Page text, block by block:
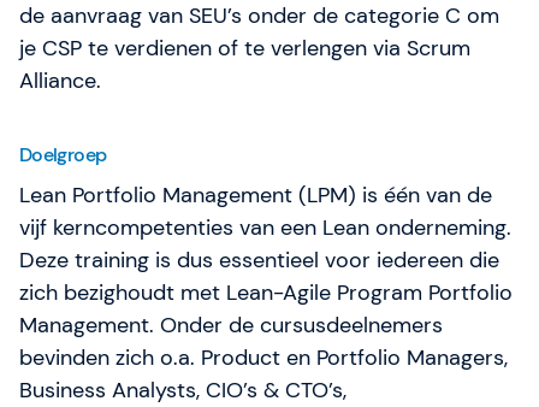
de aanvraag van SEU’s onder de categorie C om
je CSP te verdienen of te verlengen via Scrum
Alliance.
Doelgroep
Lean Portfolio Management (LPM) is één van de
vijf kerncompetenties van een Lean onderneming.
Deze training is dus essentieel voor iedereen die
zich bezighoudt met Lean-Agile Program Portfolio
Management. Onder de cursusdeelnemers
bevinden zich o.a. Product en Portfolio Managers,
Business Analysts, CIO’s & CTO’s,